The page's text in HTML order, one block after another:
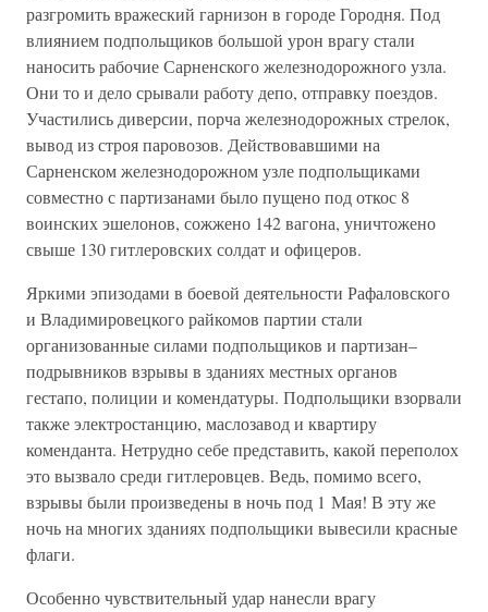
разгромить вражеский гарнизон в городе Городня. Под
влиянием подпольщиков большой урон врагу стали
наносить рабочие Сарненского железнодорожного узла.
Они то и дело срывали работу депо, отправку поездов.
Участились диверсии, порча железнодорожных стрелок,
вывод из строя паровозов. Действовавшими на
Сарненском железнодорожном узле подпольщиками
совместно с партизанами было пущено под откос 8
воинских эшелонов, сожжено 142 вагона, уничтожено
свыше 130 гитлеровских солдат и офицеров.
Яркими эпизодами в боевой деятельности Рафаловского
и Владимировецкого райкомов партии стали
организованные силами подпольщиков и партизан–
подрывников взрывы в зданиях местных органов
гестапо, полиции и комендатуры. Подпольщики взорвали
также электростанцию, маслозавод и квартиру
коменданта. Нетрудно себе представить, какой переполох
это вызвало среди гитлеровцев. Ведь, помимо всего,
взрывы были произведены в ночь под 1 Мая! В эту же
ночь на многих зданиях подпольщики вывесили красные
флаги.
Особенно чувствительный удар нанесли врагу